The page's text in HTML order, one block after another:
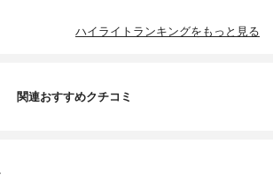
ハイライトランキングをもっと見る
関連おすすめクチコミ